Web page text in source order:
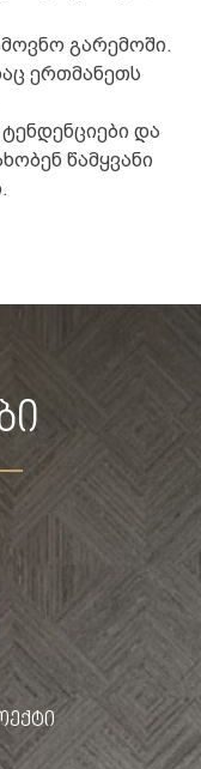
გარემოში.
ერთმანეთს
და
წამყვანი